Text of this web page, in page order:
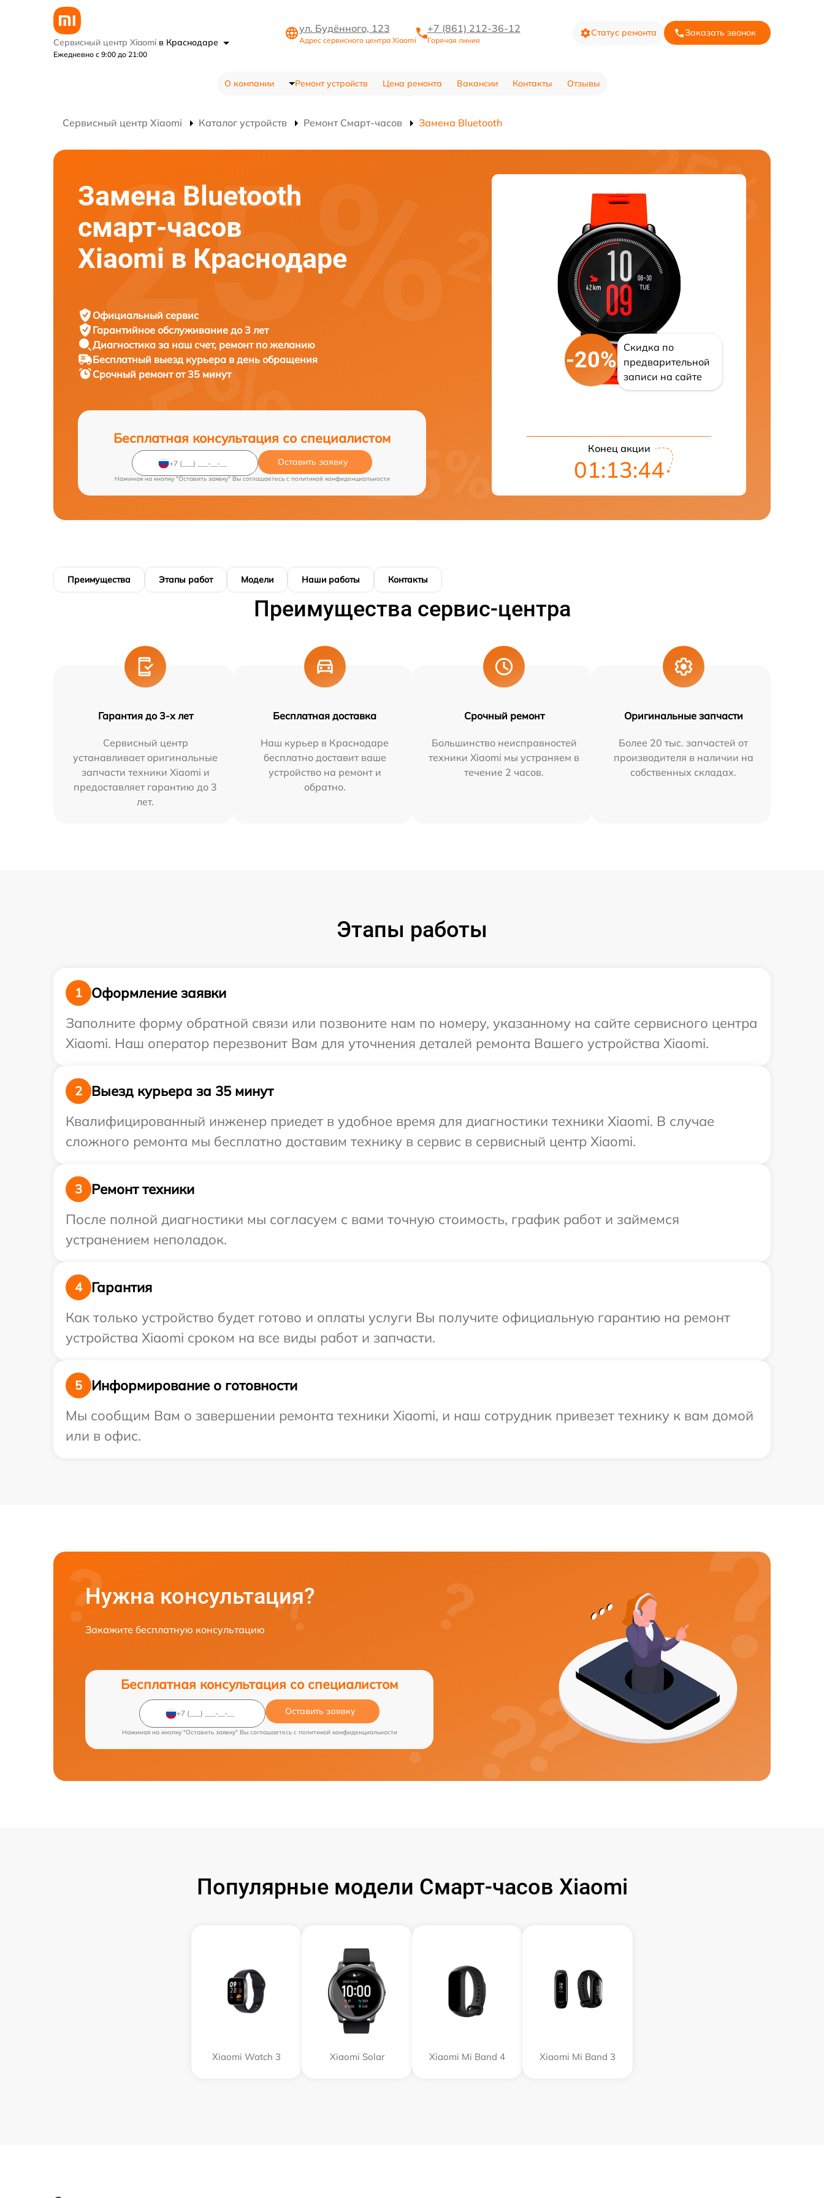
Сервисный центр Xiaomi в Краснодаре
Ежедневно с 9:00 до 21:00
ул. Будённого, 123
Адрес сервисного центра Xiaomi
+7 (861) 212-36-12
Горячая линия
Статус ремонта Заказать звонок
О компании Ремонт устройств Цена ремонта Вакансии Контакты Отзывы
Сервисный центр Xiaomi Каталог устройств Ремонт Смарт-часов Замена Bluetooth
Замена Bluetooth
смарт-часов
Xiaomi в Краснодаре
Официальный сервис
Гарантийное обслуживание до 3 лет
Диагностика за наш счет, ремонт по желанию
Бесплатный выезд курьера в день обращения
Срочный ремонтот 35 минут
Бесплатная консультация со специалистом
Оставить заявку
Нажимая на кнопку "Оставить заявку" Вы соглашаетесь c политикой конфиденциальности
-20%
Скидка по
предварительной
записи на сайте
Конец акции
01:13:43
Преимущества Этапы работ Модели Наши работы Контакты
Преимущества сервис-центра
Гарантия до 3-х лет
Сервисный центр
устанавливает оригинальные
запчасти техники Xiaomi и
предоставляет гарантию до 3
лет.
Бесплатная доставка
Наш курьер в Краснодаре
бесплатно доставит ваше
устройство на ремонт и
обратно.
Срочный ремонт
Большинство неисправностей
техники Xiaomi мы устраняем в
течение 2 часов.
Оригинальные запчасти
Более 20 тыс. запчастей от
производителя в наличии на
собственных складах.
Этапы работы
1
Оформление заявки
Заполните форму обратной связи или позвоните нам по номеру, указанному на сайте сервисного центра
Xiaomi. Наш оператор перезвонит Вам для уточнения деталей ремонта Вашего устройства Xiaomi.
2
Выезд курьера за 35 минут
Квалифицированный инженер приедет в удобное время для диагностики техники Xiaomi. В случае
сложного ремонта мы бесплатно доставим технику в сервис в сервисный центр Xiaomi.
3
Ремонт техники
После полной диагностики мы согласуем с вами точную стоимость, график работ и займемся
устранением неполадок.
4
Гарантия
Как только устройство будет готово и оплаты услуги Вы получите официальную гарантию на ремонт
устройства Xiaomi сроком на все виды работ и запчасти.
5
Информирование о готовности
Мы сообщим Вам о завершении ремонта техники Xiaomi, и наш сотрудник привезет технику к вам домой
или в офис.
Нужна консультация?
Закажите бесплатную консультацию
Бесплатная консультация со специалистом
Оставить заявку
Нажимая на кнопку "Оставить заявку" Вы соглашаетесь c политикой конфиденциальности
Популярные модели Смарт-часов Xiaomi
Xiaomi Watch 3 Xiaomi Solar Xiaomi Mi Band 4 Xiaomi Mi Band 3